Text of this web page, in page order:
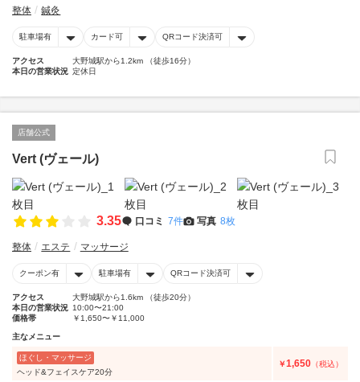
整体 鍼灸
駐車場有 カード可 QRコード決済可
アクセス
大野城駅から1.2km （徒歩16分）
本日の営業状況 定休日
店舗公式
Vert (ヴェール)
3.35 口コミ 7件 写真 8枚
整体 エステ マッサージ
クーポン有 駐車場有 QRコード決済可
アクセス
大野城駅から1.6km （徒歩20分）
本日の営業状況 10:00〜21:00
価格帯
￥1,650〜￥11,000
主なメニュー
ほぐし・マッサージ
ヘッド&フェイスケア20分
￥1,650 （税込）